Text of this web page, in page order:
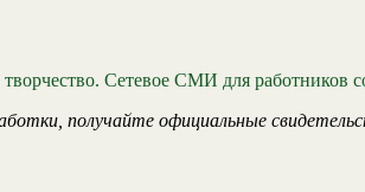
Сетевое СМИ для работников
получайте официальные